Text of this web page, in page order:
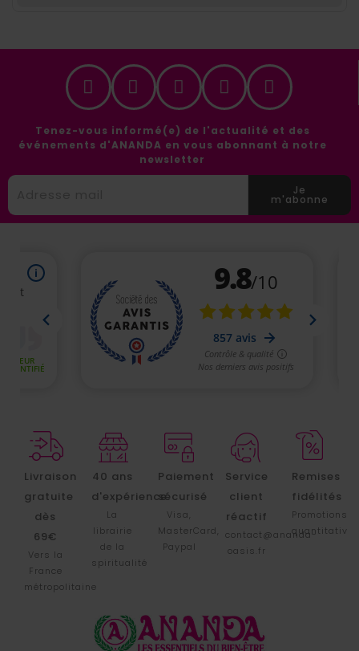
(5
Tenez-vous informé(e) de l'actualité et des
événements d'ANANDA en vous abonnant à notre
newsletter
Je
m'abonne
Livraison
gratuite
dès
69€
Vers la
France
métropolitaine
40 ans
d'expérience
La
librairie
de la
spiritualité
Paiement
sécurisé
Visa,
MasterCard,
Paypal
Service
client
réactif
contact@ananda-
oasis.fr
Remises
fidélités
Promotions